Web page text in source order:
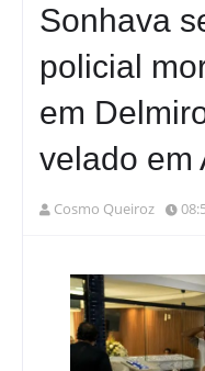
Sonhava
policial
em
velado em
Cosmo Queiroz